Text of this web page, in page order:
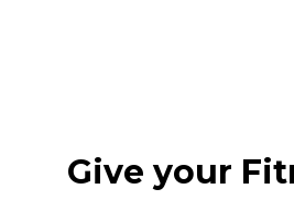
Give your